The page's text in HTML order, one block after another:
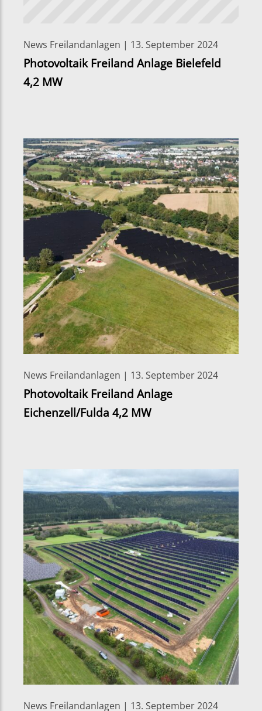
News Freilandanlagen | 13. September 2024
Photovoltaik Freiland Anlage Bielefeld
4,2 MW
News Freilandanlagen | 13. September 2024
Photovoltaik Freiland Anlage
Eichenzell/Fulda 4,2 MW
News Freilandanlagen | 13. September 2024